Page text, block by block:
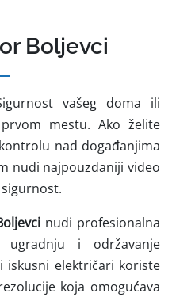
Boljevci
vašeg doma ili
mestu. Ako želite
nad događanjima
nudi najpouzdaniji video
nudi profesionalna
ugradnju i održavanje
iskusni električari koriste
koja omogućava